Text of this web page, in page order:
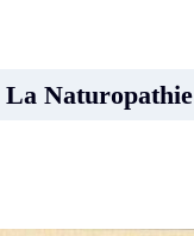
La Naturopathie